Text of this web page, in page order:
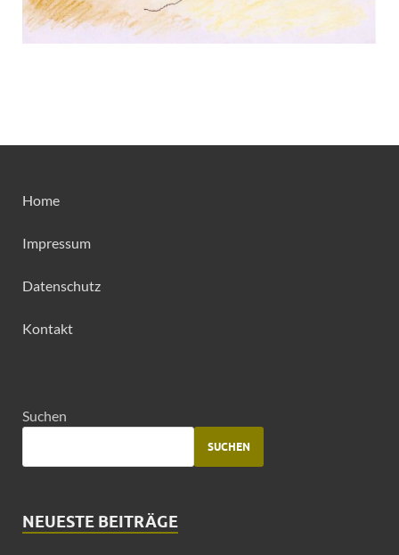
Home
Impressum
Datenschutz
Kontakt
Suchen
SUCHEN
NEUESTE BEITRÄGE